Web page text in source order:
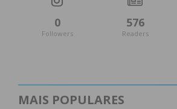
0
Followers
576
Readers
MAIS POPULARES